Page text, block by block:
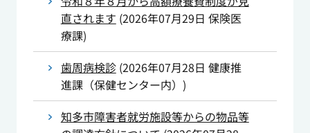
直されます (2026年07月29日 保険医
療課)
歯周病検診(2026年07月28日 健康推
進課（保健センター内） )
知多市障害者就労施設等からの物品等